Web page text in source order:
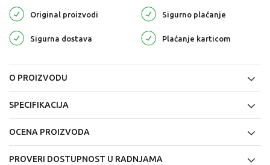
Original proizvodi Sigurno plaćanje
Sigurna dostava Plaćanje karticom
O PROIZVODU
SPECIFIKACIJA
OCENA PROIZVODA
PROVERI DOSTUPNOST U RADNJAMA